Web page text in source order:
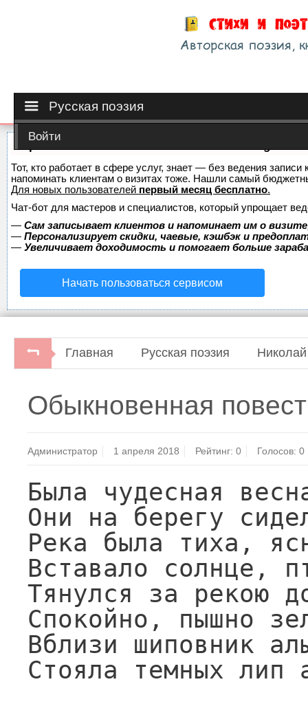
Русская поэзия
Войти
Тот, кто работает в сфере услуг, знает — без ведения
напоминать клиентам о визитах тоже. Нашли самый
Для новых пользователей первый месяц бесплатно.
Чат-бот для мастеров и специалистов, который упрощает
— Сам записывает клиентов и напоминает им о
— Персонализирует скидки, чаевые, кэшбэк и
— Увеличивает доходимость и помогает больше
Начать пользоваться сервисом
Главная Русская поэзия
Обыкновенная
Администратор 1 апреля 2018 Рейтинг:0 Голосов: 0
Была чудесная
Они на берегу
Река была тиха,
Вставало солнце,
Тянулся за рекою
Спокойно, пышно
Вблизи шиповник
Стояла темных лип